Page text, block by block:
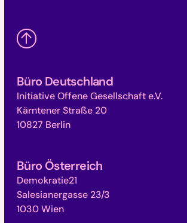
Büro Deutschland
Initiative Offene Gesellschaft e.V.
Kärntener Straße 20
10827 Berlin
Büro Österreich
Demokratie21
Salesianergasse 23/3
1030 Wien